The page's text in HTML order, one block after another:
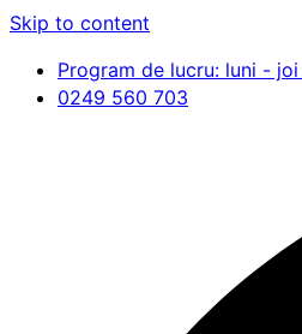
Skip to content
Program de lucru: luni -
0249 560 703